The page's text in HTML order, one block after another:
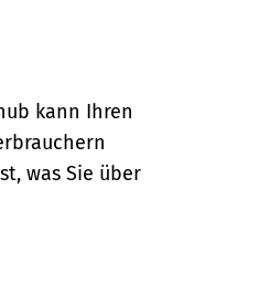
kann Ihren
was Sie über